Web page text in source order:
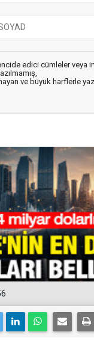
edici cümleler veya
ve büyük harflerle